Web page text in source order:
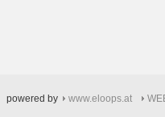
powered by www.eloops.at